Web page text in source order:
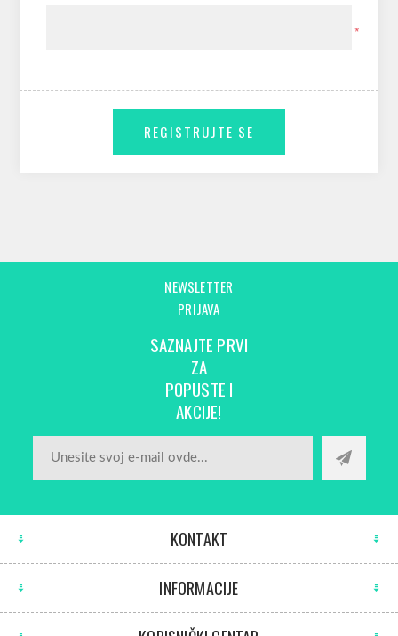
*
NEWSLETTER
PRIJAVA
SAZNAJTE PRVI
ZA
POPUSTE I
AKCIJE!
KONTAKT
INFORMACIJE